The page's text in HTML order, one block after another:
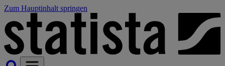
Zum Hauptinhalt springen